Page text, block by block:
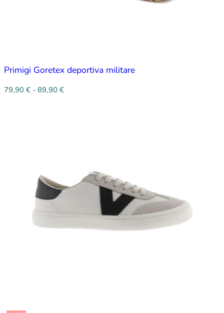
Primigi Goretex deportiva militare
79,90 € - 89,90 €